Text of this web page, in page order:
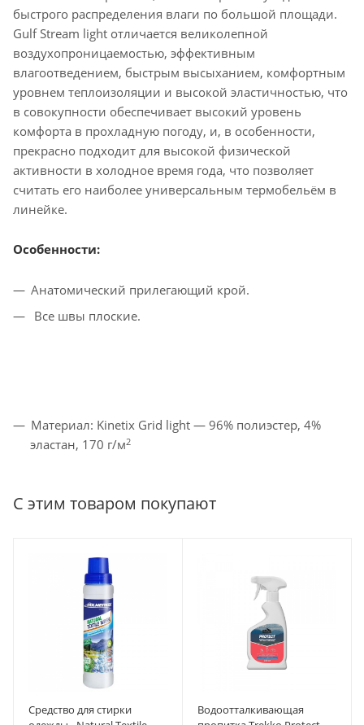
быстрого распределения влаги по большой площади.
Gulf Stream light отличается великолепной
воздухопроницаемостью, эффективным
влагоотведением, быстрым высыханием, комфортным
уровнем теплоизоляции и высокой эластичностью, что
в совокупности обеспечивает высокий уровень
комфорта в прохладную погоду, и, в особенности,
прекрасно подходит для высокой физической
активности в холодное время года, что позволяет
считать его наиболее универсальным термобельём в
линейке.
Особенности:
Анатомический прилегающий крой.
Все швы плоские.
Материал: Kinetix Grid light — 96% полиэстер, 4%
эластан, 170 г/м2
С этим товаром покупают
Средство для стирки
Водоотталкивающая